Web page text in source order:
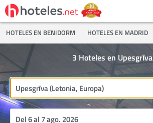
HOTELES EN BENIDORM HOTELES EN MADRID
Hoteles en Upesgrīva
3